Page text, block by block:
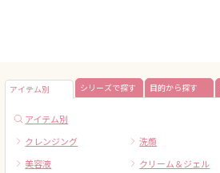
アイテム別 シリーズで探す 目的から探す
アイテム別
クレンジング
洗顔
美容液
クリーム＆ジェル